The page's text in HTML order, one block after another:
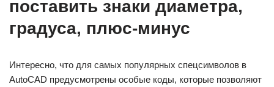
поставить знаки диаметра,
градуса, плюс-минус
Интересно, что для самых популярных спецсимволов в
AutoCAD предусмотрены особые коды, которые позволяют